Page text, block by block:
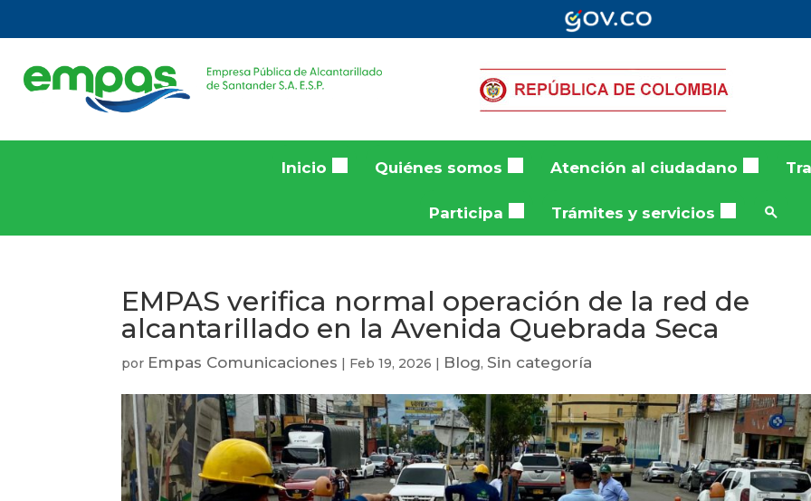
Inicio Quiénes somos Atención al ciudadano
Participa Trámites y servicios
EMPAS verifica normal operación de la red de
alcantarillado en la Avenida Quebrada Seca
por Empas Comunicaciones | Feb 19, 2026 | Blog, Sin categoría